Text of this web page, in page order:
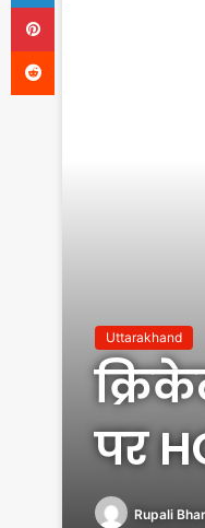
Uttarakhand
पर
Rupali
Pinterest
Reddit